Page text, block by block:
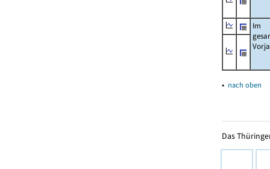
Im
▴ nach oben
Das